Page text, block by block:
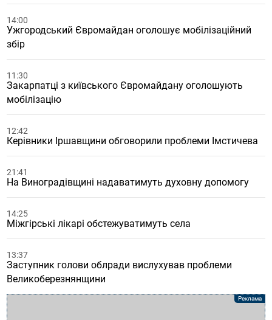
14:00
Ужгородський Євромайдан оголошує мобілізаційний
збір
11:30
Закарпатці з київського Євромайдану оголошують
мобілізацію
12:42
Керівники Іршавщини обговорили проблеми Імстичева
21:41
На Виноградівщині надаватимуть духовну допомогу
14:25
Міжгірські лікарі обстежуватимуть села
13:37
Заступник голови облради вислухував проблеми
Великоберезнянщини